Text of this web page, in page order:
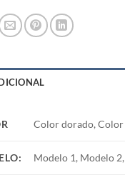
Color dorado,
Modelo 1, Modelo